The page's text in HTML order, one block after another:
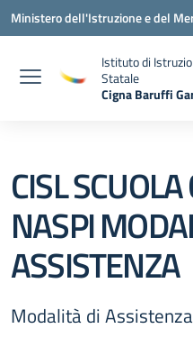
Vai ai contenuti
Vai al menu di navigazione
Vai al footer
Ministero dell'Istruzione e del
Istituto di
Statale
Cigna Baruffi
CISL
NASPI
ASSISTENZA
Modalità di